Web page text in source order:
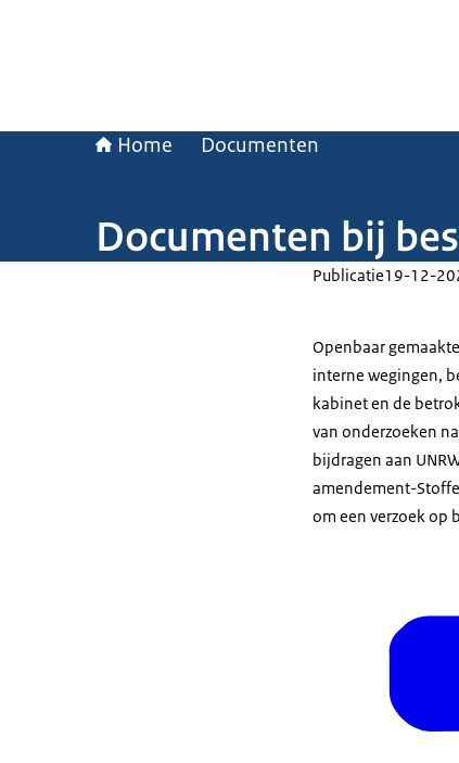
Home Documenten
Documenten bij
Publicatie19-12-
Openbaar
interne wegingen,
kabinet en de
van onderzoeken
bijdragen aan
amendement-
om een verzoek op